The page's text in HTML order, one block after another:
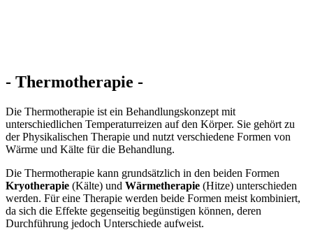
- Thermotherapie -
Die Thermotherapie ist ein Behandlungskonzept mit
unterschiedlichen Temperaturreizen auf den Körper. Sie gehört zu
der Physikalischen Therapie und nutzt verschiedene Formen von
Wärme und Kälte für die Behandlung.
Die Thermotherapie kann grundsätzlich in den beiden Formen
Kryotherapie (Kälte) und Wärmetherapie (Hitze) unterschieden
werden. Für eine Therapie werden beide Formen meist kombiniert,
da sich die Effekte gegenseitig begünstigen können, deren
Durchführung jedoch Unterschiede aufweist.